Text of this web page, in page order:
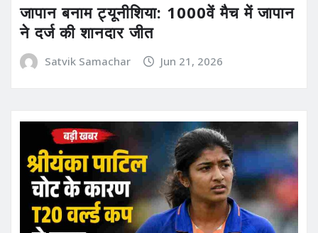
जापान बनाम ट्यूनीशिया: 1000वें मैच में जापान
ने दर्ज की शानदार जीत
Satvik Samachar Jun 21, 2026